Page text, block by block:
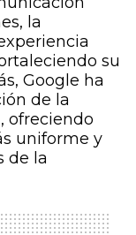
la
su
Google ha
de la
ofreciendo
uniforme y
de la